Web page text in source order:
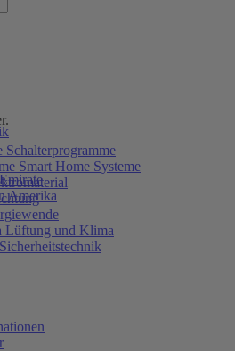
Amerika
Schalterprogramme
Smart Home Systeme
Lüftung und Klima
Sicherheitstechnik